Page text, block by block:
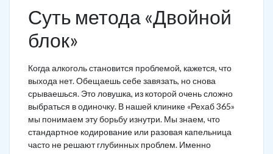
Суть метода «Двойной
блок»
Когда алкоголь становится проблемой, кажется, что
выхода нет. Обещаешь себе завязать, но снова
срываешься. Это ловушка, из которой очень сложно
выбраться в одиночку. В нашей клинике «Рехаб 365»
мы понимаем эту борьбу изнутри. Мы знаем, что
стандартное кодирование или разовая капельница
часто не решают глубинных проблем. Именно